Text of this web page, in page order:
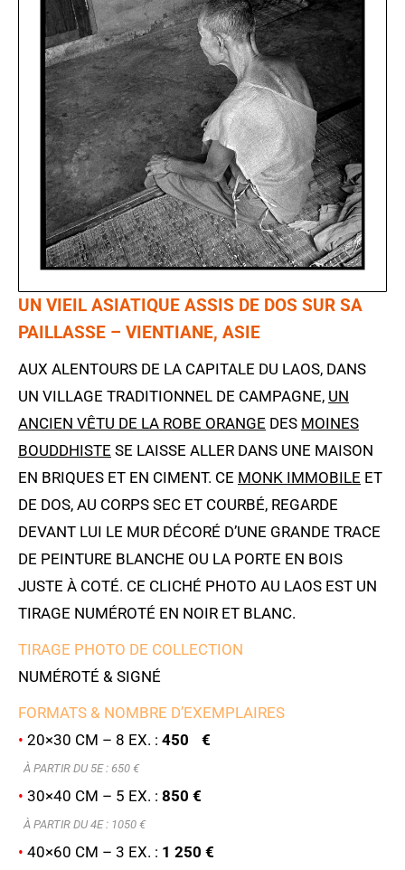
UN VIEIL ASIATIQUE ASSIS DE DOS SUR SA
PAILLASSE – VIENTIANE, ASIE
AUX ALENTOURS DE LA CAPITALE DU LAOS, DANS
UN VILLAGE TRADITIONNEL DE CAMPAGNE, UN
ANCIEN VÊTU DE LA ROBE ORANGE DES MOINES
BOUDDHISTE SE LAISSE ALLER DANS UNE MAISON
EN BRIQUES ET EN CIMENT. CE MONK IMMOBILE ET
DE DOS, AU CORPS SEC ET COURBÉ, REGARDE
DEVANT LUI LE MUR DÉCORÉ D’UNE GRANDE TRACE
DE PEINTURE BLANCHE OU LA PORTE EN BOIS
JUSTE À COTÉ. CE CLICHÉ PHOTO AU LAOS EST UN
TIRAGE NUMÉROTÉ EN NOIR ET BLANC.
TIRAGE PHOTO DE COLLECTION
NUMÉROTÉ & SIGNÉ
FORMATS & NOMBRE D’EXEMPLAIRES
• 20×30 CM – 8 EX. : 450 €
À PARTIR DU 5E : 650 €
• 30×40 CM – 5 EX. : 850 €
À PARTIR DU 4E : 1050 €
• 40×60 CM – 3 EX. : 1 250 €